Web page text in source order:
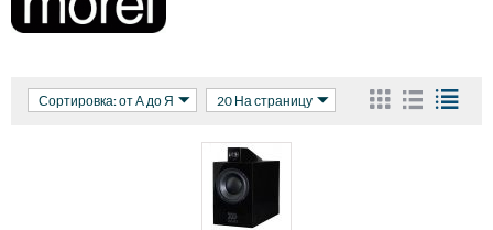
Сортировка: от А до Я 20 На страницу